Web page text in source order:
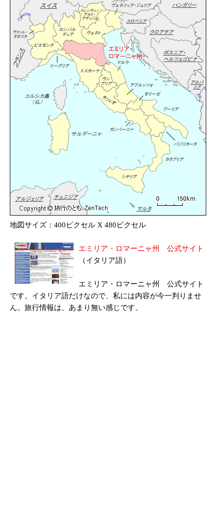
地図サイズ：400ピクセル X 480ピクセル
エミリア・ロマーニャ州 公式サイト
（イタリア語）
エミリア・ロマーニャ州 公式サイト
です。イタリア語だけなので、私には内容が今一判りませ
ん。旅行情報は、あまり無い感じです。